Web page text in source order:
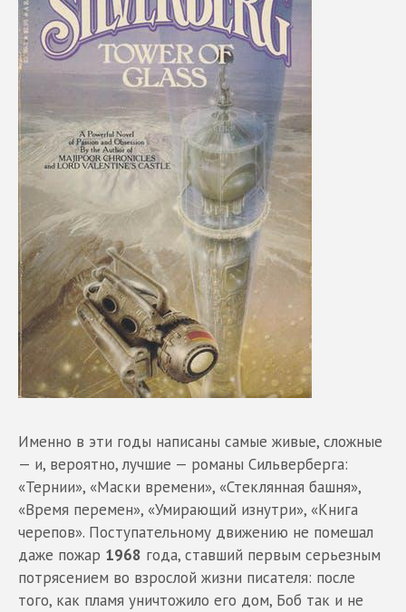
Именно в эти годы написаны самые живые, сложные
— и, вероятно, лучшие — романы Сильверберга:
«Тернии», «Маски времени», «Стеклянная башня»,
«Время перемен», «Умирающий изнутри», «Книга
черепов». Поступательному движению не помешал
даже пожар 1968 года, ставший первым серьезным
потрясением во взрослой жизни писателя: после
того, как пламя уничтожило его дом, Боб так и не